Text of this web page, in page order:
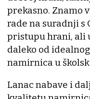
prekasno. Znamo
rade na suradnji s
pristupu hrani, ali
daleko od
namirnica u
Lanac nabave i